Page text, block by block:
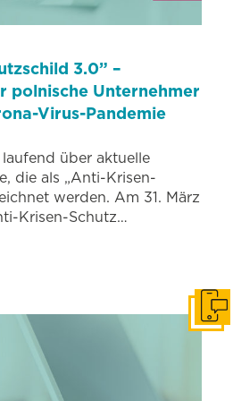
3.0” –
polnische Unternehmer
Virus-Pandemie
über aktuelle
die als „Anti-Krisen-
werden. Am 31. März
Krisen-Schutz…
In